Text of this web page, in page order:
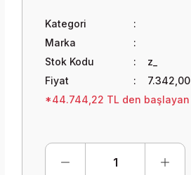
Kategori
Marka
Stok Kodu
z_
Fiyat
7.342,00
*44.744,22 TL den